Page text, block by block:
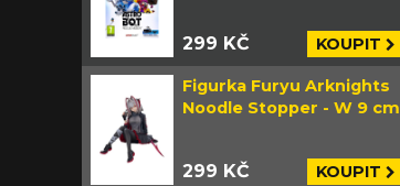
299 KČ KOUPIT
Figurka Furyu Arknights
Noodle Stopper - W 9 cm
299 KČ KOUPIT